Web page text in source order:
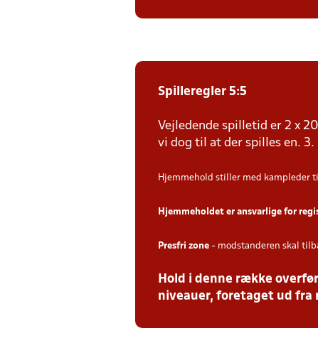
Spilleregler 5:5
Vejledende spilletid er 2 x
vi dog til at der spilles en. 3.
Hjemmehold stiller med kampleder
Hjemmeholdet er ansvarlige for
Presfri zone - modstanderen skal
Hold i denne række
niveauer, foretaget ud fra